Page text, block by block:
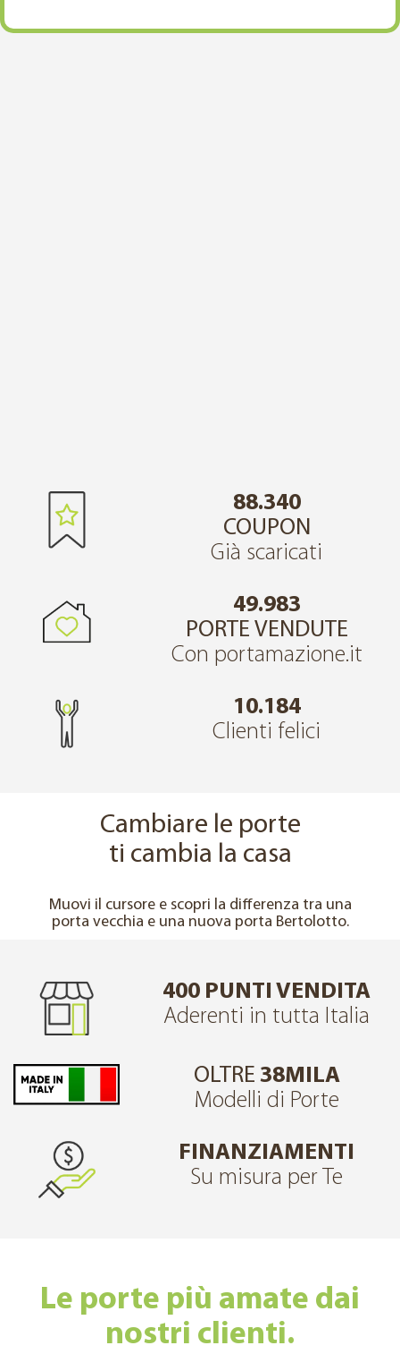
88.340
COUPON
Già scaricati
49.983
PORTE VENDUTE
Con portamazione.it
10.184
Clienti felici
Cambiare le porte
ti cambia la casa
PRIMA DOPO
Muovi il cursore e scopri la differenza tra una
porta vecchia e una nuova porta Bertolotto.
400 PUNTI VENDITA
Aderenti in tutta Italia
OLTRE 38MILA
Modelli di Porte
FINANZIAMENTI
Su misura per Te
Le porte più amate dai
nostri clienti.